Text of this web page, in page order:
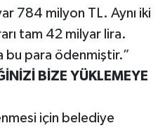
784 milyon TL. Aynı iki
tam 42 milyar lira.
bu para ödenmiştir.”
BİZE YÜKLEMEYE
için belediye